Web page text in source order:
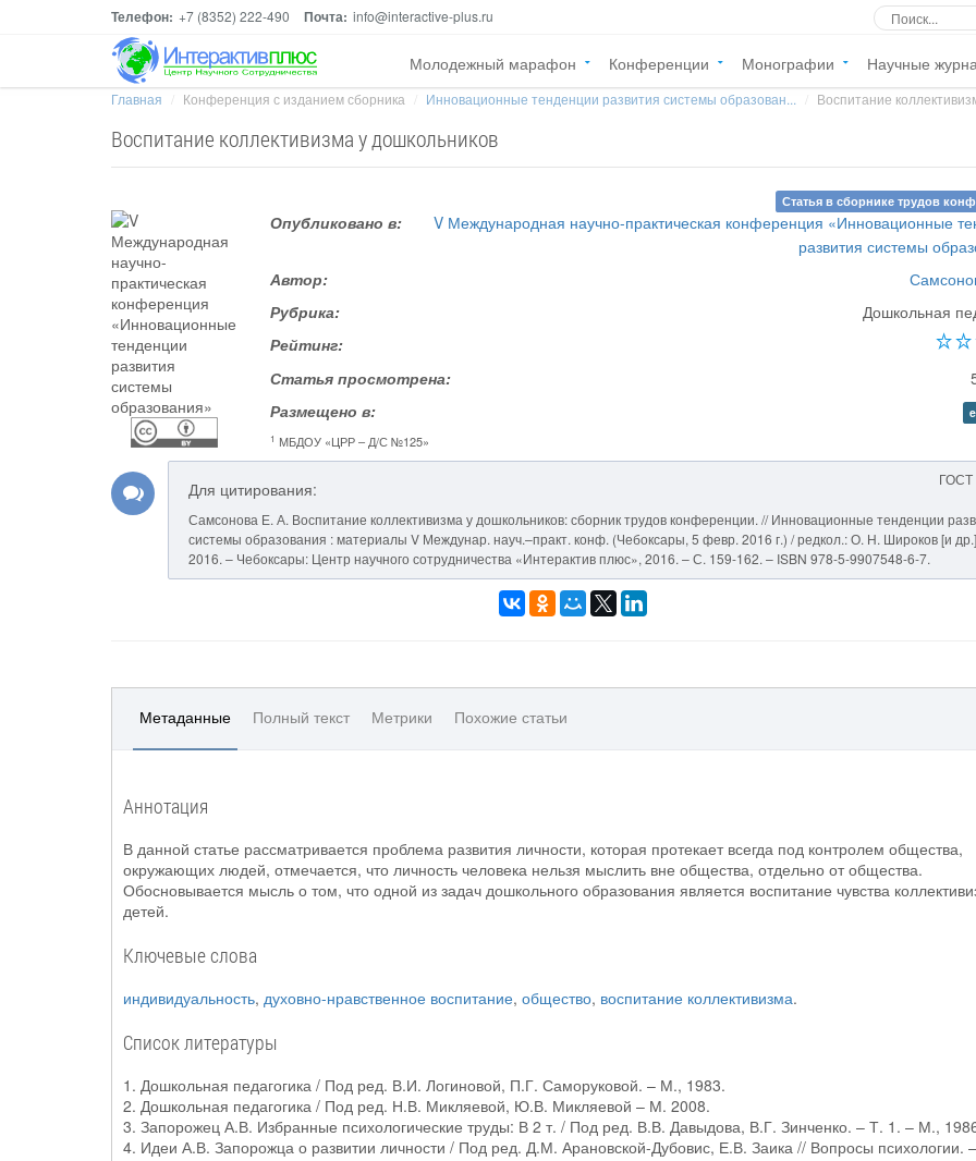
Телефон: +7 (8352) 222-490 Почта: info@interactive-plus.ru
Молодежный марафон Конференции Монографии Научные
Главная Конференция с изданием сборника Инновационные тенденции развития системы образован... Воспитание
Воспитание коллективизма у дошкольников
Статья в сборнике трудов
Опубликовано в:
V Международная научно-практическая конференция «Инновационные
развития системы
Автор:
Рубрика:
Дошкольная
Рейтинг:
Статья просмотрена:
Размещено в:
1 МБДОУ «ЦРР – Д/С №125»
ГОСТ
Для цитирования:
Самсонова Е. А. Воспитание коллективизма у дошкольников: сборник трудов конференции. // Инновационные тенденции
системы образования : материалы V Междунар. науч.–практ. конф. (Чебоксары, 5 февр. 2016 г.) / редкол.: О. Н. Широков [и
2016. – Чебоксары: Центр научного сотрудничества «Интерактив плюс», 2016. – С. 159-162. – ISBN 978-5-9907548-6-7.
Метаданные Полный текст Метрики Похожие статьи
Аннотация
В данной статье рассматривается проблема развития личности, которая протекает всегда под контролем общества,
окружающих людей, отмечается, что личность человека нельзя мыслить вне общества, отдельно от общества.
Обосновывается мысль о том, что одной из задач дошкольного образования является воспитание чувства
детей.
Ключевые слова
индивидуальность, духовно-нравственное воспитание, общество, воспитание коллективизма.
Список литературы
1. Дошкольная педагогика / Под ред. В.И. Логиновой, П.Г. Саморуковой. – М., 1983.
2. Дошкольная педагогика / Под ред. Н.В. Микляевой, Ю.В. Микляевой – М. 2008.
3. Запорожец А.В. Избранные психологические труды: В 2 т. / Под ред. В.В. Давыдова, В.Г. Зинченко. – Т. 1. – М.,
4. Идеи А.В. Запорожца о развитии личности / Под ред. Д.М. Арановской-Дубовис, Е.В. Заика // Вопросы психологии. –